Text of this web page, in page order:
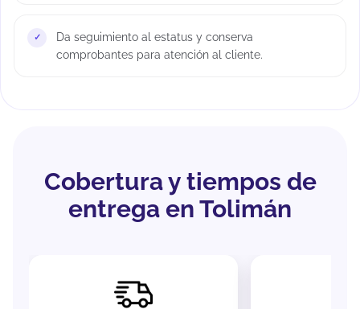
Da seguimiento al estatus y conserva
comprobantes para atención al cliente.
Cobertura y tiempos de
entrega en Tolimán